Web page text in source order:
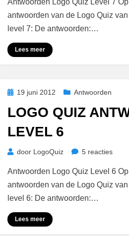
Antwoorden Logo Quiz Level 7
antwoorden van de Logo Quiz
level 7: De antwoorden:…
Lees meer
Geplaatst
19 juni 2012 Antwoorden
LOGO QUIZ
LEVEL 6
door LogoQuiz 5 reactiesop
Quiz
Antwoorden Logo Quiz Level 6
antwoorden van de Logo Quiz
level 6: De antwoorden:…
Lees meer